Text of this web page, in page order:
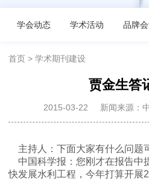
决
策
学会动态 学术活动 品牌
首页 学术期刊建设
贾金生答
2015-03-22 新闻来源：
主持人：下面大家有什么问题
中国科学报：您刚才在报告中
快发展水利工程，今年打算开展